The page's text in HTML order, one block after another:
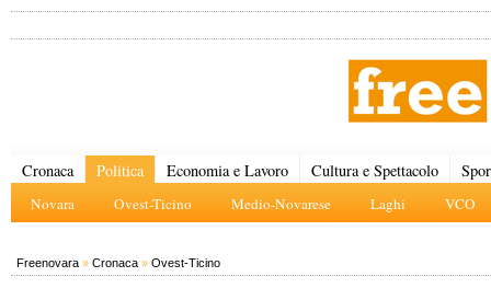
Cronaca Politica
Novara Ovest-Ticino Medio-Novarese Laghi VCO
Economia e Lavoro Cultura e Spettacolo
Freenovara » Cronaca » Ovest-Ticino